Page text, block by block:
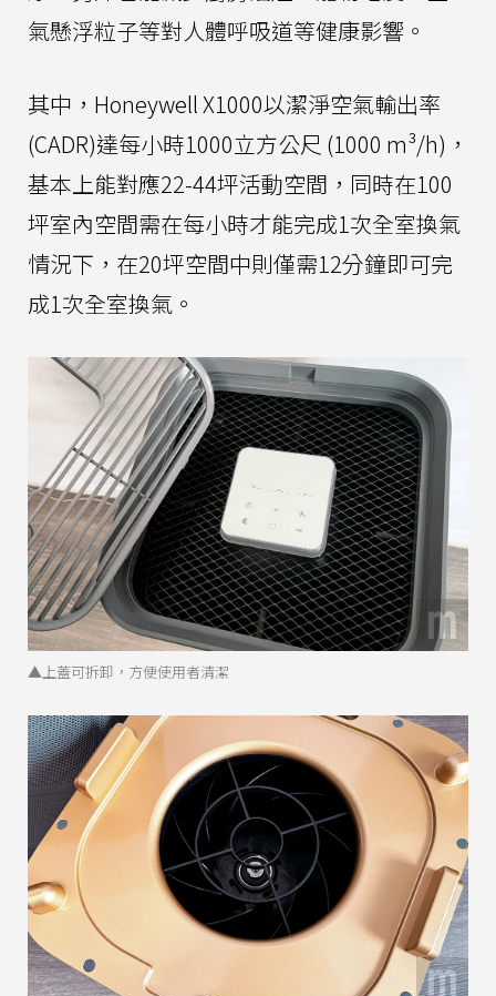
氣懸浮粒子等對人體呼吸道等健康影響。
其中，Honeywell X1000以潔淨空氣輸出率
(CADR)達每小時1000立方公尺 (1000 m³/h)，
基本上能對應22-44坪活動空間，同時在100
坪室內空間需在每小時才能完成1次全室換氣
情況下，在20坪空間中則僅需12分鐘即可完
成1次全室換氣。
▲上蓋可拆卸，方便使用者清潔